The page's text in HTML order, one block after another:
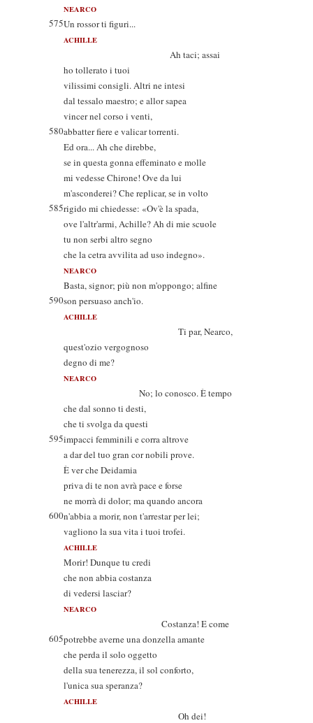
NEARCO
575Un rossor ti figuri...
ACHILLE
Ah taci; assai
ho tollerato i tuoi
vilissimi consigli. Altri ne intesi
dal tessalo maestro; e allor sapea
vincer nel corso i venti,
580abbatter fiere e valicar torrenti.
Ed ora... Ah che direbbe,
se in questa gonna effeminato e molle
mi vedesse Chirone! Ove da lui
m'asconderei? Che replicar, se in volto
585rigido mi chiedesse: «Ov'è la spada,
ove l'altr'armi, Achille? Ah di mie scuole
tu non serbi altro segno
che la cetra avvilita ad uso indegno».
NEARCO
Basta, signor; più non m'oppongo; alfine
590son persuaso anch'io.
ACHILLE
Ti par, Nearco,
quest'ozio vergognoso
degno di me?
NEARCO
No; lo conosco. È tempo
che dal sonno ti desti,
che ti svolga da questi
595impacci femminili e corra altrove
a dar del tuo gran cor nobili prove.
È ver che Deidamia
priva di te non avrà pace e forse
ne morrà di dolor; ma quando ancora
600n'abbia a morir, non t'arrestar per lei;
vagliono la sua vita i tuoi trofei.
ACHILLE
Morir! Dunque tu credi
che non abbia costanza
di vedersi lasciar?
NEARCO
Costanza! E come
605potrebbe averne una donzella amante
che perda il solo oggetto
della sua tenerezza, il sol conforto,
l'unica sua speranza?
ACHILLE
Oh dei!